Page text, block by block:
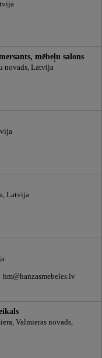
mēbeļu salons
novads, Latvija
Latvija
hm@hanzasmebeles.lv
Valmieras novads,